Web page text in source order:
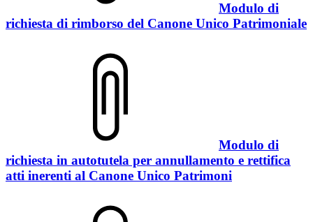
Modulo di
richiesta di rimborso del Canone Unico Patrimoniale
Modulo di
richiesta in autotutela per annullamento e rettifica
atti inerenti al Canone Unico Patrimoni